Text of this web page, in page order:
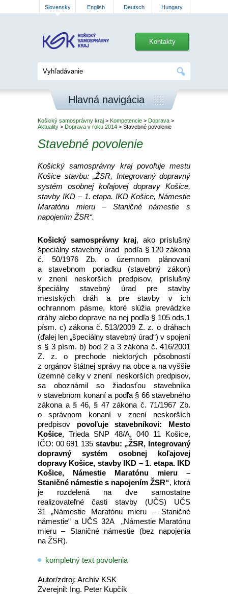
Slovensky English Deutsch Hungary
Kontakty
Hlavná navigácia
Košický samosprávny kraj > Kompetencie > Doprava >
Aktuality > Doprava v roku 2014 > Stavebné povolenie
Stavebné povolenie
Košický samosprávny kraj povoľuje mestu
Košice stavbu: „ŽSR, Integrovaný dopravný
systém osobnej koľajovej dopravy Košice,
stavby IKD – 1. etapa. IKD Košice, Námestie
Maratónu mieru – Staničné námestie s
napojením ŽSR“.
Košický samosprávny kraj, ako príslušný
špeciálny stavebný úrad podľa § 120 zákona
č. 50/1976 Zb. o územnom plánovaní
a stavebnom poriadku (stavebný zákon)
v znení neskorších predpisov, príslušný
špeciálny stavebný úrad pre stavby
mestských dráh a pre stavby v ich
ochrannom pásme, ktoré slúžia prevádzke
dráhy alebo doprave na nej podľa § 105 ods.1
písm. c) zákona č. 513/2009 Z. z. o dráhach
(ďalej len „špeciálny stavebný úrad“) v spojení
s § 3 písm. b) bod 2 a 3 zákona č. 416/2001
Z. z. o prechode niektorých pôsobností
z orgánov štátnej správy na obce a na vyššie
územné celky v znení neskorších predpisov,
sa oboznámil so žiadosťou stavebníka
v stavebnom konaní a podľa § 66 stavebného
zákona a § 46, § 47 zákona č. 71/1967 Zb.
o správnom konaní v znení neskorších
predpisov povoľuje stavebníkovi: Mesto
Košice, Trieda SNP 48/A, 040 11 Košice,
IČO: 00 691 135 stavbu: „ŽSR, Integrovaný
dopravný systém osobnej koľajovej
dopravy Košice, stavby IKD – 1. etapa. IKD
Košice, Námestie Maratónu mieru –
Staničné námestie s napojením ŽSR“, ktorá
je rozdelená na dve samostatne
realizovateľné časti stavby (UČS) UČS
31 „Námestie Maratónu mieru – Staničné
námestie“ a UČS 32A „Námestie Maratónu
mieru – Staničné námestie (bez napojenia
na ŽSR).
kompletný text povolenia
Autor/zdroj: Archív KSK
Zverejnil: Ing. Peter Kupčík